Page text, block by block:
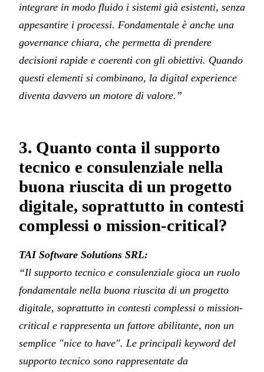
integrare in modo fluido i sistemi già esistenti, senza
appesantire i processi. Fondamentale è anche una
governance chiara, che permetta di prendere
decisioni rapide e coerenti con gli obiettivi. Quando
questi elementi si combinano, la digital experience
diventa davvero un motore di valore.”
3. Quanto conta il supporto
tecnico e consulenziale nella
buona riuscita di un progetto
digitale, soprattutto in contesti
complessi o mission-critical?
TAI Software Solutions SRL:
“Il supporto tecnico e consulenziale gioca un ruolo
fondamentale nella buona riuscita di un progetto
digitale, soprattutto in contesti complessi o mission-
critical e rappresenta un fattore abilitante, non un
semplice "nice to have". Le principali keyword del
supporto tecnico sono rappresentate da